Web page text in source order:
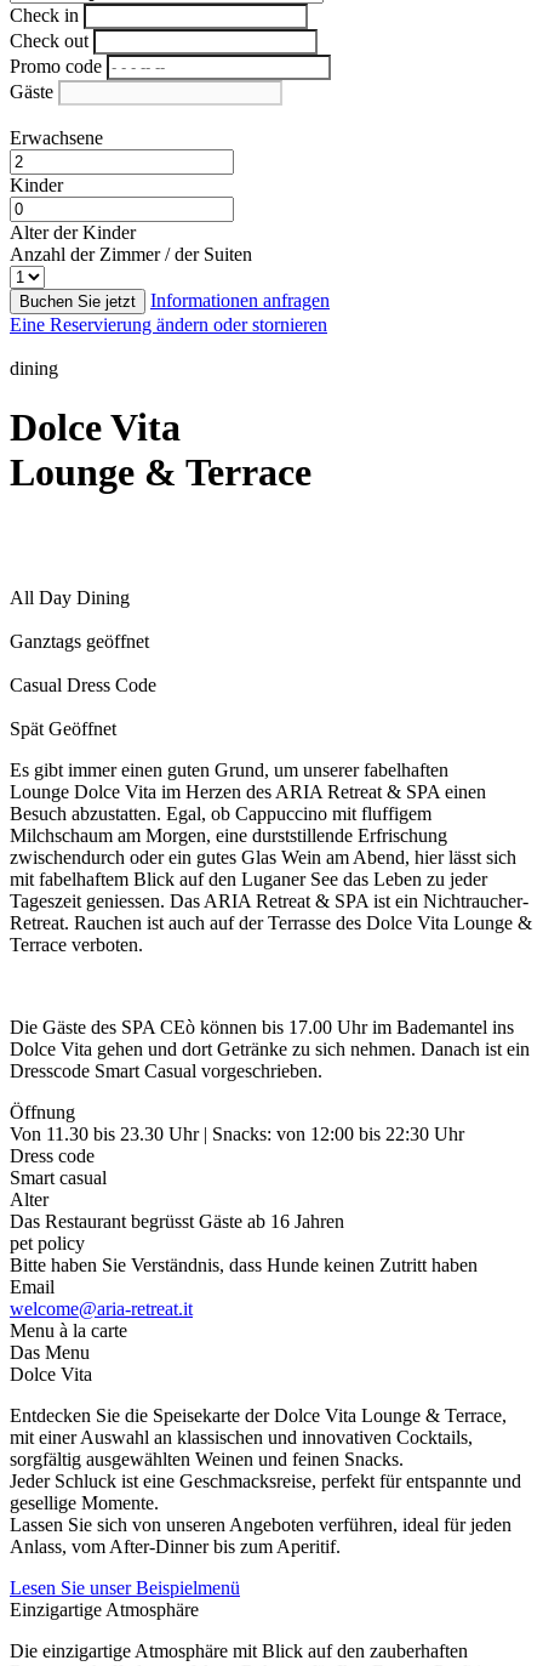
Check in
Check out
Promo code
Gäste
Erwachsene
Kinder
Alter der Kinder
Anzahl der Zimmer / der Suiten
Buchen Sie jetzt
Informationen anfragen
Eine Reservierung ändern oder stornieren
dining
Dolce Vita
Lounge & Terrace
All Day Dining
Ganztags geöffnet
Casual Dress Code
Spät Geöffnet
Es gibt immer einen guten Grund, um unserer fabelhaften
Lounge Dolce Vita im Herzen des ARIA Retreat & SPA einen
Besuch abzustatten. Egal, ob Cappuccino mit fluffigem
Milchschaum am Morgen, eine durststillende Erfrischung
zwischendurch oder ein gutes Glas Wein am Abend, hier lässt sich
mit fabelhaftem Blick auf den Luganer See das Leben zu jeder
Tageszeit geniessen. Das ARIA Retreat & SPA ist ein Nichtraucher-
Retreat. Rauchen ist auch auf der Terrasse des Dolce Vita Lounge &
Terrace verboten.
Die Gäste des SPA CEò können bis 17.00 Uhr im Bademantel ins
Dolce Vita gehen und dort Getränke zu sich nehmen. Danach ist ein
Dresscode Smart Casual vorgeschrieben.
Öffnung
Von 11.30 bis 23.30 Uhr | Snacks: von 12:00 bis 22:30 Uhr
Dress code
Smart casual
Alter
Das Restaurant begrüsst Gäste ab 16 Jahren
pet policy
Bitte haben Sie Verständnis, dass Hunde keinen Zutritt haben
Email
welcome@aria-retreat.it
Menu à la carte
Das Menu
Dolce Vita
Entdecken Sie die Speisekarte der Dolce Vita Lounge & Terrace,
mit einer Auswahl an klassischen und innovativen Cocktails,
sorgfältig ausgewählten Weinen und feinen Snacks.
Jeder Schluck ist eine Geschmacksreise, perfekt für entspannte und
gesellige Momente.
Lassen Sie sich von unseren Angeboten verführen, ideal für jeden
Anlass, vom After-Dinner bis zum Aperitif.
Lesen Sie unser Beispielmenü
Einzigartige Atmosphäre
Die einzigartige Atmosphäre mit Blick auf den zauberhaften